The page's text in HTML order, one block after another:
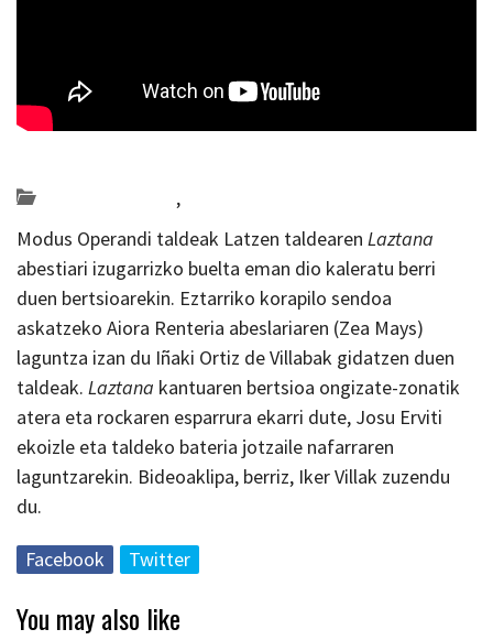
,
Modus Operandi taldeak Latzen taldearen Laztana
abestiari izugarrizko buelta eman dio kaleratu berri
duen bertsioarekin. Eztarriko korapilo sendoa
askatzeko Aiora Renteria abeslariaren (Zea Mays)
laguntza izan du Iñaki Ortiz de Villabak gidatzen duen
taldeak. Laztana kantuaren bertsioa ongizate-zonatik
atera eta rockaren esparrura ekarri dute, Josu Erviti
ekoizle eta taldeko bateria jotzaile nafarraren
laguntzarekin. Bideoaklipa, berriz, Iker Villak zuzendu
du.
Facebook Twitter
You may also like